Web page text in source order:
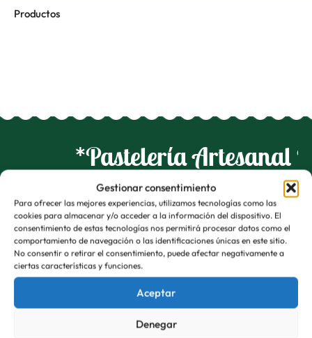
Gestionar consentimiento
Para ofrecer las mejores experiencias, utilizamos tecnologías como las
cookies para almacenar y/o acceder a la información del dispositivo. El
consentimiento de estas tecnologías nos permitirá procesar datos como el
comportamiento de navegación o las identificaciones únicas en este sitio.
No consentir o retirar el consentimiento, puede afectar negativamente a
ciertas características y funciones.
Aceptar
Denegar
Productos
*Pastelería Artesanal
Nuestra Pasión
En Delicias, cada pastel es el reflejo de nuestra dedicación
y amor por la repostería artesanal. Desde nuestras
recetas familiares hasta los sabores más especiales,
queremos que cada bocado sea único.